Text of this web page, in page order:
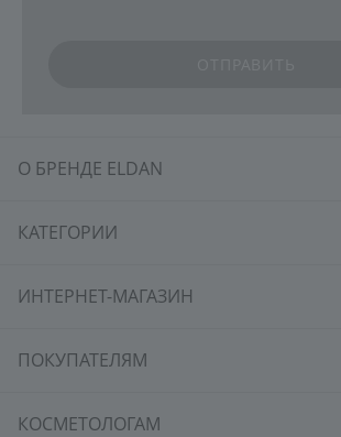
О БРЕНДЕ ELDAN
КАТЕГОРИИ
ИНТЕРНЕТ-МАГАЗИН
ПОКУПАТЕЛЯМ
КОСМЕТОЛОГАМ